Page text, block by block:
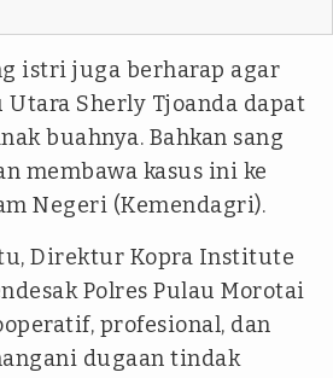
istri juga berharap agar
Sherly Tjoanda dapat
buahnya. Bahkan sang
membawa kasus ini ke
Negeri (Kemendagri).
Direktur Kopra Institute
Polres Pulau Morotai
profesional, dan
dugaan tindak